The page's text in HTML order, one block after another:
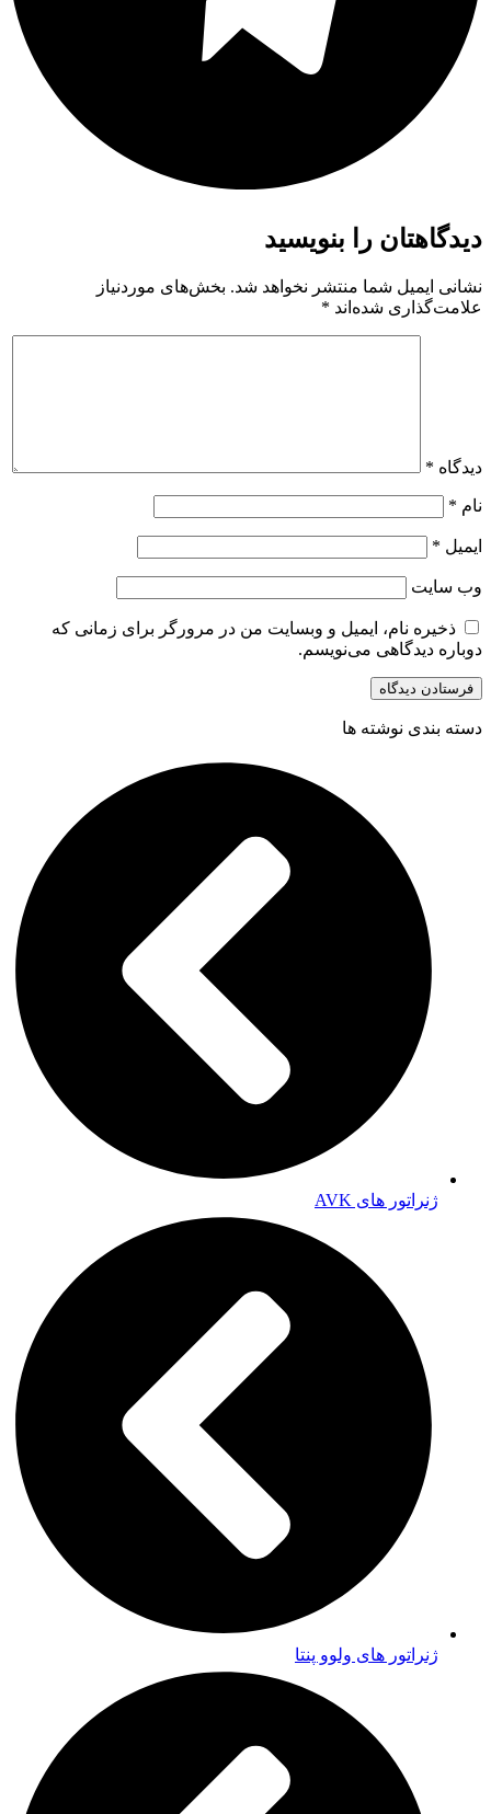
دیدگاهتان را بنویسید
نشانی ایمیل شما منتشر نخواهد شد. بخش‌های موردنیاز
علامت‌گذاری شده‌اند *
دیدگاه *
نام *
ایمیل *
وب‌ سایت
ذخیره نام، ایمیل و وبسایت من در مرورگر برای زمانی که
دوباره دیدگاهی می‌نویسم.
دسته بندی نوشته ها
ژنراتور های AVK
ژنراتور های ولوو پنتا